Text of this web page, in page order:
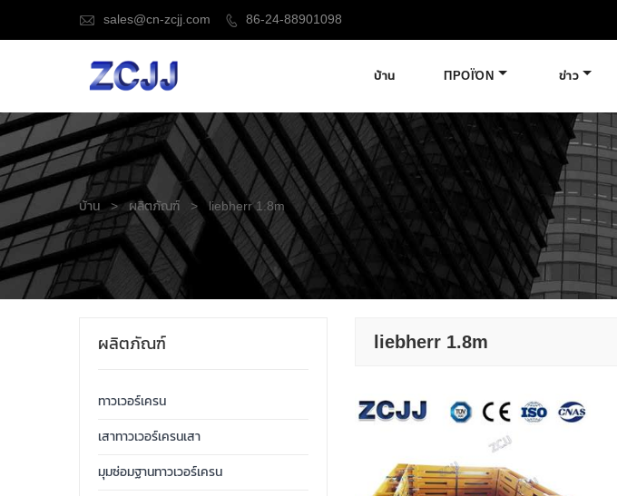
 sales@cn-zcjj.com  86-24-88901098
บ้าน ΠΡΟΪΌΝ ข่าว
บ้าน > ผลิตภัณฑ์ > liebherr 1.8m
liebherr 1.8m
ผลิตภัณฑ์
ทาวเวอร์เครน
เสาทาวเวอร์เครนเสา
มุมซ่อมฐานทาวเวอร์เครน